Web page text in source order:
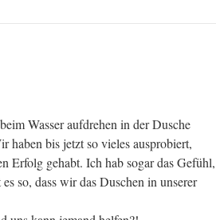
Wasser aufdrehen in der Dusche
haben bis jetzt so vieles ausprobiert,
Erfolg gehabt. Ich hab sogar das Gefühl,
so, dass wir das Duschen in unserer